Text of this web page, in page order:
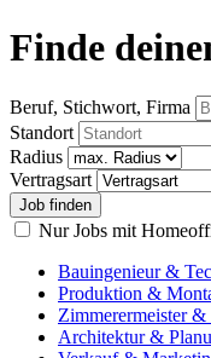
Finde
Beruf, Stichwort, Firma
Standort
Radius
Vertragsart
Nur Jobs mit
Bauingenieur &
Produktion &
Zimmerermeister &
Architektur &